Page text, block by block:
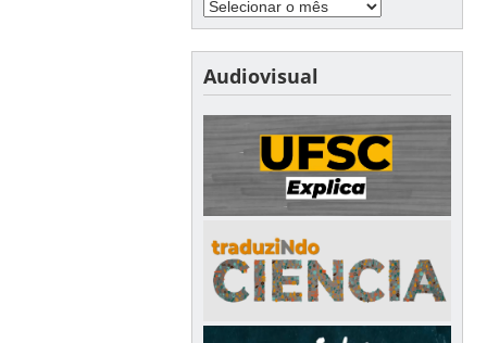
Audiovisual